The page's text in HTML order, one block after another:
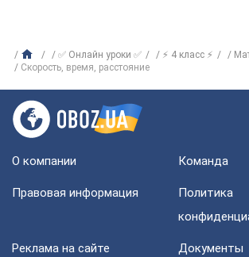
✅ Онлайн уроки ✅ ⚡ 4 класс ⚡
Скорость, время, расстояние
О компании Команда
Правовая информация
Политика
Реклама на сайте Документы